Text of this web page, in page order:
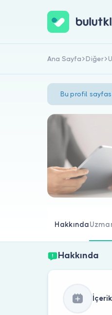
Ana Sayfa Diğer
Bu profil
Hakkında
Hakkında